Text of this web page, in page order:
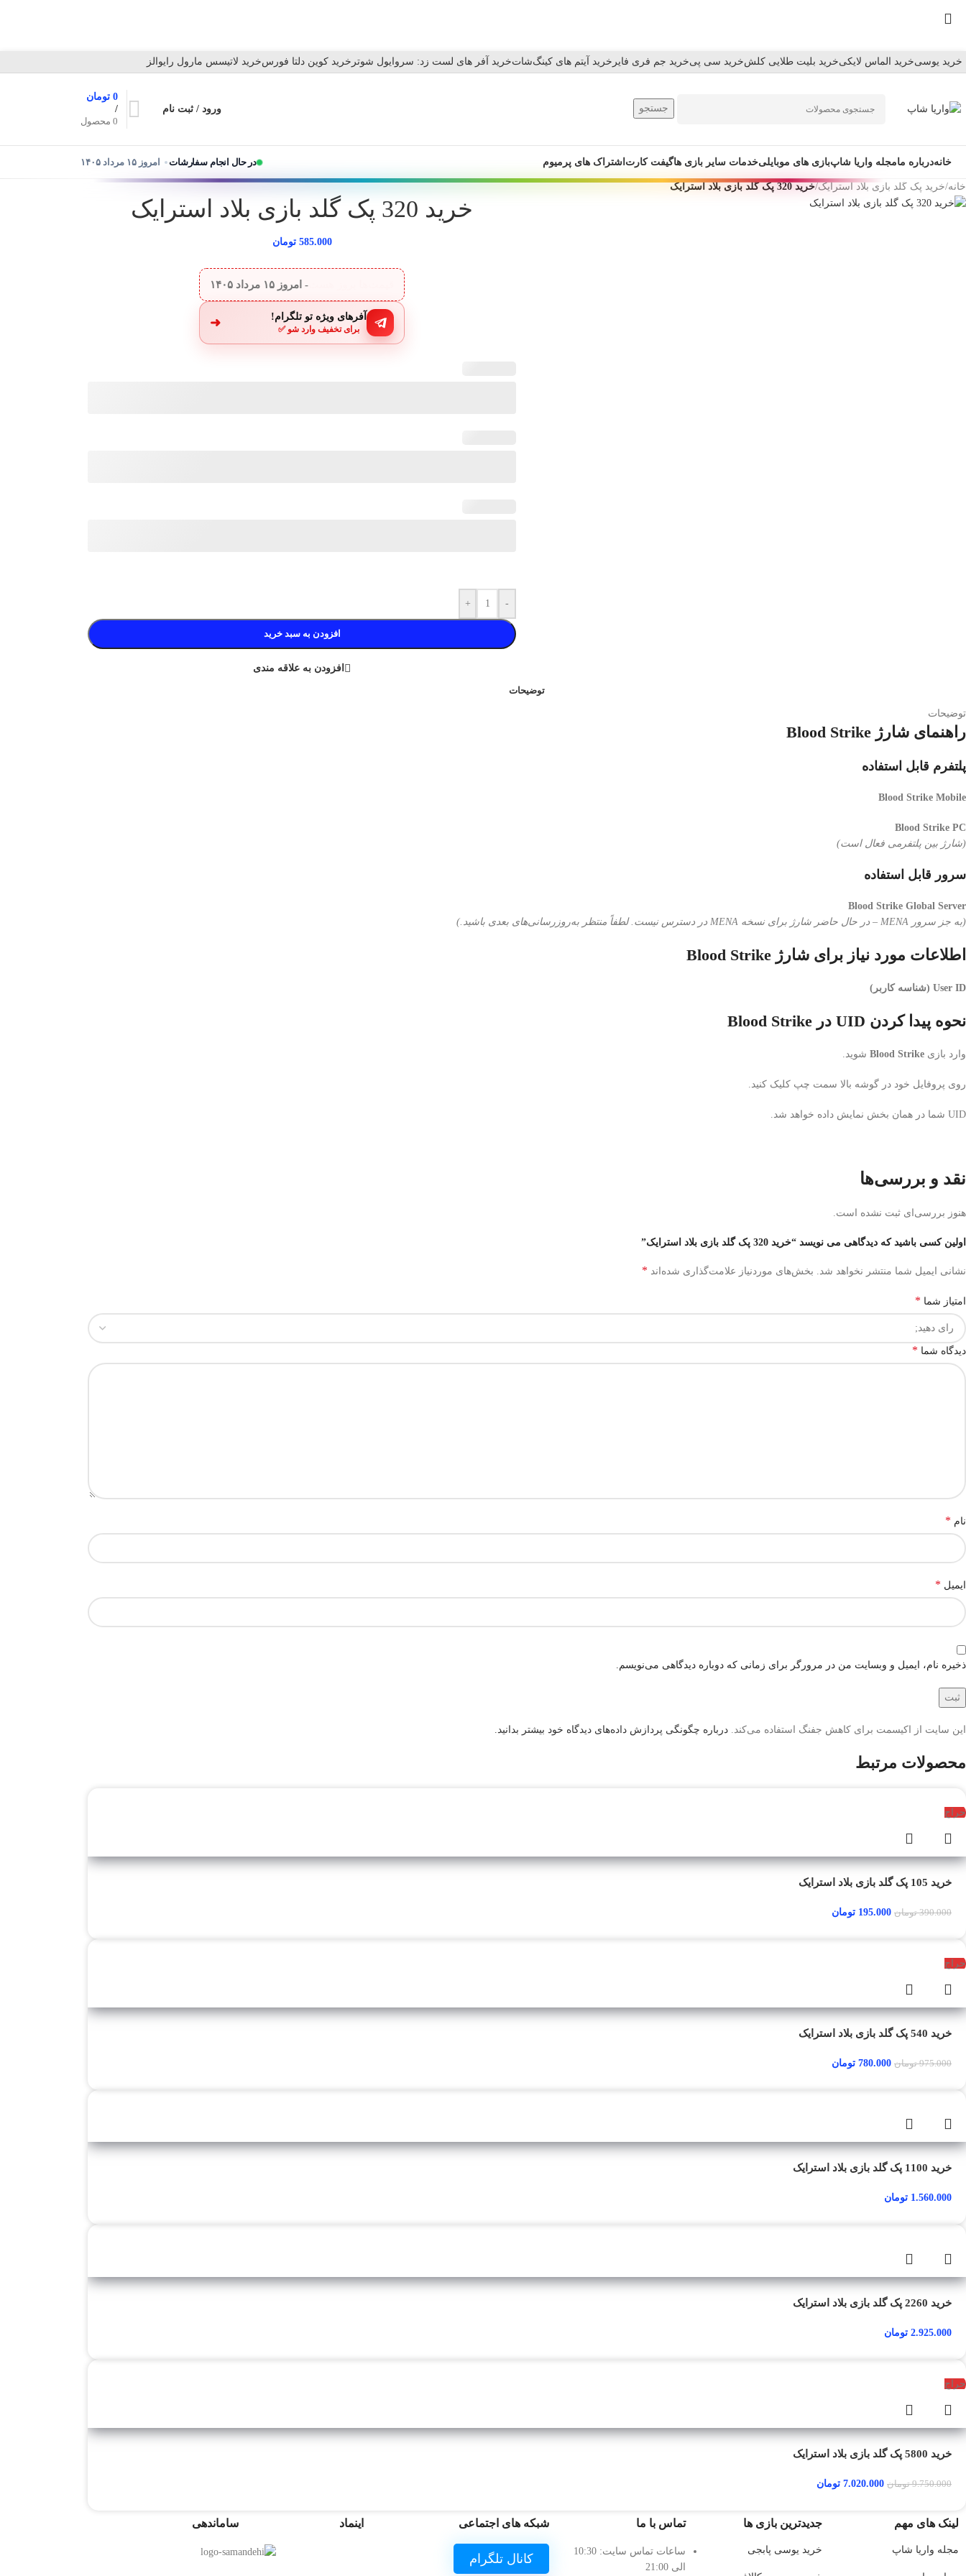
to
content
خرید یوسیخرید الماس لایکیخرید بلیت طلایی کلشخرید سی پیخرید جم فری فایر خرید آیتم های کینگ‌شاتخرید آفر های لست زد: سروایول شوتر خرید کوین دلتا فورسخرید لاتیسس مارول رایوالز
جستجو
ورود / ثبت نام
0 محصول
/
0 تومان
خانهدرباره مامجله واریا شاپبازی های موبایلیخدمات سایر بازی هاگیفت کارت اشتراک های پرمیوم در حال انجام سفارشات امروز ۱۵ مرداد ۱۴۰۵
خانه/خرید پک گلد بازی بلاد استرایک/خرید 320 پک گلد بازی بلاد استرایک
خرید 320 پک گلد بازی بلاد استرایک
585.000 تومان
- امروز ۱۵ مرداد ۱۴۰۵
آفرهای ویژه تو تلگرام!
برای تخفیف وارد شو ✅ ➜
-
+
افزودن به سبد خرید
افزودن به علاقه مندی
توضیحات
توضیحات
راهنمای شارژ Blood Strike
پلتفرم قابل استفاده
Blood Strike Mobile
Blood Strike PC
(شارژ بین پلتفرمی فعال است)
سرور قابل استفاده
Blood Strike Global Server
(به جز سرور MENA – در حال حاضر شارژ برای نسخه MENA در دسترس نیست. لطفاً منتظر به‌روزرسانی‌های بعدی باشید.)
اطلاعات مورد نیاز برای شارژ Blood Strike
User ID (شناسه کاربر)
نحوه پیدا کردن UID در Blood Strike
وارد بازی Blood Strike شوید.
روی پروفایل خود در گوشه بالا سمت چپ کلیک کنید.
UID شما در همان بخش نمایش داده خواهد شد.
نقد و بررسی‌ها
هنوز بررسی‌ای ثبت نشده است.
اولین کسی باشید که دیدگاهی می نویسد “خرید 320 پک گلد بازی بلاد استرایک”
نشانی ایمیل شما منتشر نخواهد شد. بخش‌های موردنیاز علامت‌گذاری شده‌اند *
امتیاز شما *
دیدگاه شما *
نام *
ایمیل *
ذخیره نام، ایمیل و وبسایت من در مرورگر برای زمانی که دوباره دیدگاهی می‌نویسم.
این سایت از اکیسمت برای کاهش جفنگ استفاده می‌کند. درباره چگونگی پردازش داده‌های دیدگاه خود بیشتر بدانید.
محصولات مرتبط
حراج
خرید 105 پک گلد بازی بلاد استرایک
390.000 تومان 195.000 تومان
حراج
خرید 540 پک گلد بازی بلاد استرایک
975.000 تومان 780.000 تومان
خرید 1100 پک گلد بازی بلاد استرایک
1.560.000 تومان
خرید 2260 پک گلد بازی بلاد استرایک
2.925.000 تومان
حراج
خرید 5800 پک گلد بازی بلاد استرایک
9.750.000 تومان 7.020.000 تومان
لینک های مهم
مجله واریا شاپ
جدیدترین بازی ها
خرید یوسی پابجی
تماس با ما
ساعات تماس سایت: 10:30
الی 21:00
شبکه های اجتماعی
کانال تلگرام
اینماد ساماندهی